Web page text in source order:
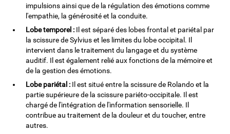
impulsions ainsi que de la régulation des émotions comme
l'empathie, la générosité et la conduite.
Lobe temporel : Il est séparé des lobes frontal et pariétal par
la scissure de Sylvius et les limites du lobe occipital. Il
intervient dans le traitement du langage et du système
auditif. Il est également relié aux fonctions de la mémoire et
de la gestion des émotions.
Lobe pariétal : Il est situé entre la scissure de Rolando et la
partie supérieure de la scissure pariéto-occipitale. Il est
chargé de l'intégration de l'information sensorielle. Il
contribue au traitement de la douleur et du toucher, entre
autres.